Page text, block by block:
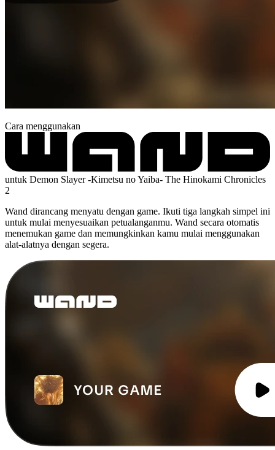
Cara menggunakan
untuk Demon Slayer -Kimetsu no Yaiba- The Hinokami Chronicles
2
Wand dirancang menyatu dengan game. Ikuti tiga langkah simpel ini
untuk mulai menyesuaikan petualanganmu. Wand secara otomatis
menemukan game dan memungkinkan kamu mulai menggunakan
alat-alatnya dengan segera.